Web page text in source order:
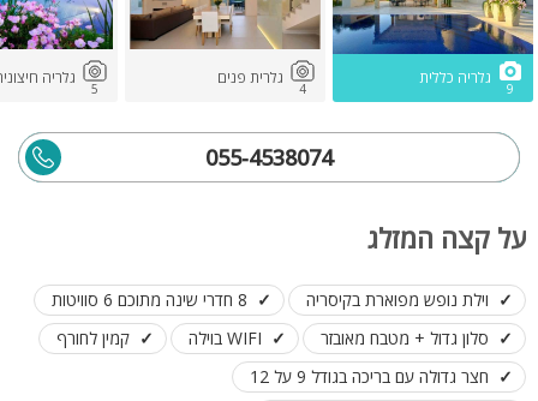
9
גלריה כללית
4
גלרית פנים
5
גלריה
055-4538074
על קצה המזלג
וילת נופש מפוארת בקיסריה
8 חדרי שינה מתוכם 6 סוויטות
סלון גדול + מטבח מאובזר
WIFI בוילה
קמין לחורף
חצר גדולה עם בריכה בגודל 9 על 12